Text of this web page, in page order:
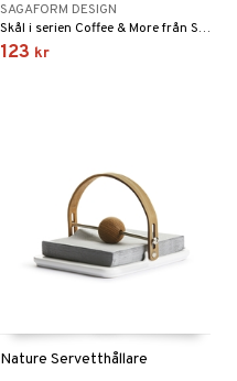
SAGAFORM DESIGN
Skål i serien Coffee & More från Sagaform.
123 kr
Nature Servetthållare